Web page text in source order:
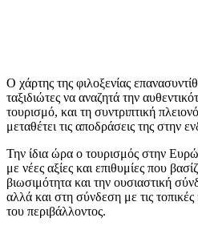
Ο χάρτης της φιλοξενίας
ταξιδιώτες να αναζητά την
τουρισμό, και τη συντριπτική
μεταθέτει τις αποδράσεις της στην
Την ίδια ώρα ο τουρισμός στην
με νέες αξίες και επιθυμίες που
βιωσιμότητα και την ουσιαστική
αλλά και στη σύνδεση με τις
του περιβάλλοντος.